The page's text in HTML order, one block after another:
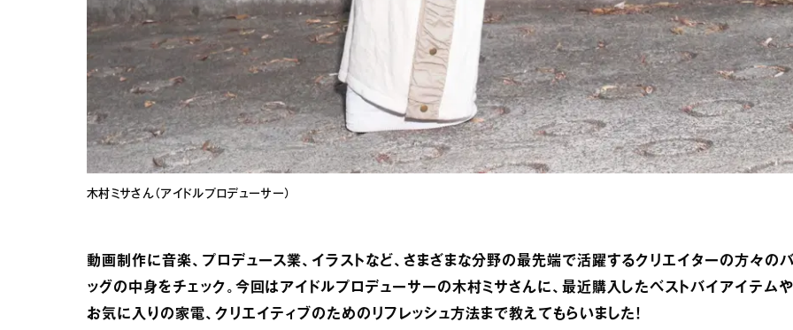
木村ミサさん（アイドルプロデューサー）
動画制作に音楽、プロデュース業、イラストなど、さまざまな分野の最先端で活躍するクリエイターの方々の
ッグの中身をチェック。今回はアイドルプロデューサーの木村ミサさんに、最近購入したベストバイアイテムや
お気に入りの家電、クリエイティブのためのリフレッシュ方法まで教えてもらいました！